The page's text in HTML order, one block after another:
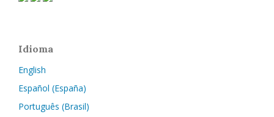
Idioma
English
Español (España)
Português (Brasil)